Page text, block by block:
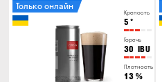
Крепость
5 °
Горечь
30 IBU
Плотность
13 %
Только онлайн